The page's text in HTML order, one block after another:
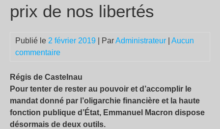
prix de nos libertés
Publié le 2 février 2019 | ParAdministrateur
Aucun
commentaire
Régis de Castelnau
Pour tenter de rester au pouvoir et d’accomplir le
mandat donné par l’oligarchie financière et la haute
fonction publique d’État, Emmanuel Macron dispose
désormais de deux outils.